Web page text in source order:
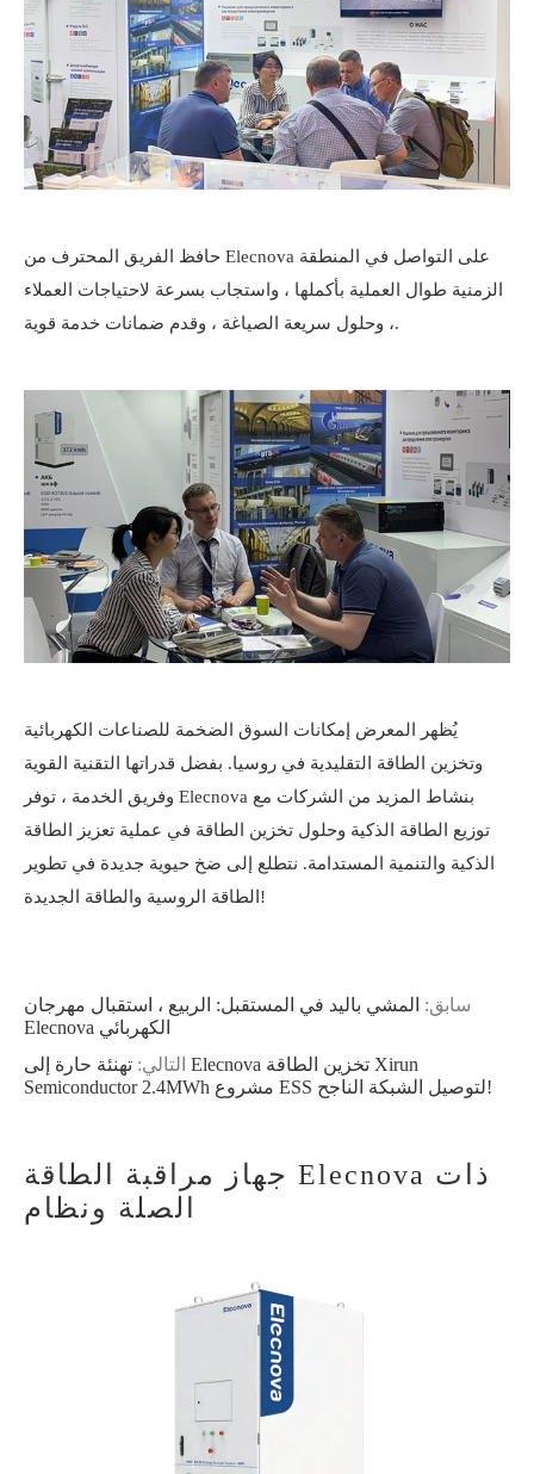
حافظ الفريق المحترف من Elecnova على التواصل في المنطقة
الزمنية طوال العملية بأكملها ، واستجاب بسرعة لاحتياجات العملاء
، وحلول سريعة الصياغة ، وقدم ضمانات خدمة قوية.
يُظهر المعرض إمكانات السوق الضخمة للصناعات الكهربائية
وتخزين الطاقة التقليدية في روسيا. بفضل قدراتها التقنية القوية
وفريق الخدمة ، توفر Elecnova بنشاط المزيد من الشركات مع
توزيع الطاقة الذكية وحلول تخزين الطاقة في عملية تعزيز الطاقة
الذكية والتنمية المستدامة. نتطلع إلى ضخ حيوية جديدة في تطوير
الطاقة الروسية والطاقة الجديدة!
سابق: المشي باليد في المستقبل: الربيع ، استقبال مهرجان
Elecnova الكهربائي
التالي: تهنئة حارة إلى Elecnova تخزين الطاقة Xirun
Semiconductor 2.4MWh مشروع ESS لتوصيل الشبكة الناجح!
جهاز مراقبة الطاقة Elecnova ذات
الصلة ونظام